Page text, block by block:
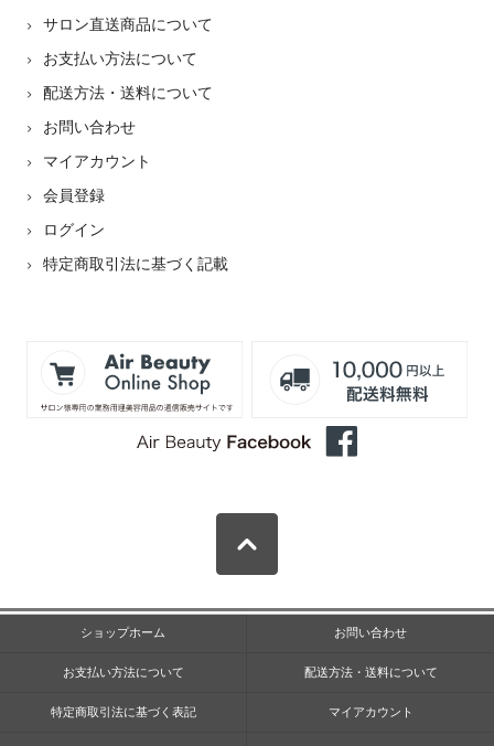
サロン直送商品について
お支払い方法について
配送方法・送料について
お問い合わせ
マイアカウント
会員登録
ログイン
特定商取引法に基づく記載
ショップホーム お問い合わせ
お支払い方法について 配送方法・送料について
特定商取引法に基づく表記 マイアカウント